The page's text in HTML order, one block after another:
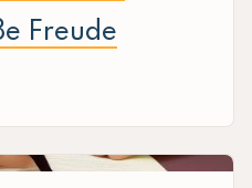
Freude